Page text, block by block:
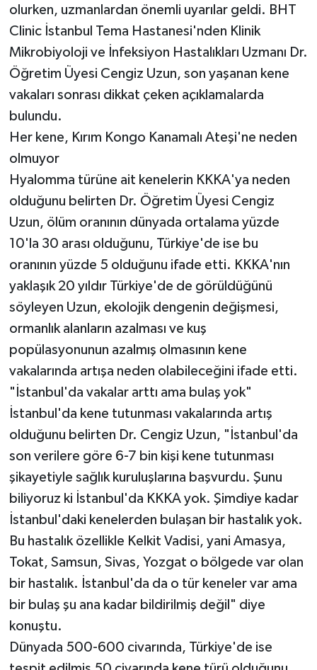
olurken, uzmanlardan önemli uyarılar geldi. BHT
Clinic İstanbul Tema Hastanesi'nden Klinik
Mikrobiyoloji ve İnfeksiyon Hastalıkları Uzmanı Dr.
Öğretim Üyesi Cengiz Uzun, son yaşanan kene
vakaları sonrası dikkat çeken açıklamalarda
bulundu.
Her kene, Kırım Kongo Kanamalı Ateşi'ne neden
olmuyor
Hyalomma türüne ait kenelerin KKKA'ya neden
olduğunu belirten Dr. Öğretim Üyesi Cengiz
Uzun, ölüm oranının dünyada ortalama yüzde
10'la 30 arası olduğunu, Türkiye'de ise bu
oranının yüzde 5 olduğunu ifade etti. KKKA'nın
yaklaşık 20 yıldır Türkiye'de de görüldüğünü
söyleyen Uzun, ekolojik dengenin değişmesi,
ormanlık alanların azalması ve kuş
popülasyonunun azalmış olmasının kene
vakalarında artışa neden olabileceğini ifade etti.
"İstanbul'da vakalar arttı ama bulaş yok"
İstanbul'da kene tutunması vakalarında artış
olduğunu belirten Dr. Cengiz Uzun, "İstanbul'da
son verilere göre 6-7 bin kişi kene tutunması
şikayetiyle sağlık kuruluşlarına başvurdu. Şunu
biliyoruz ki İstanbul'da KKKA yok. Şimdiye kadar
İstanbul'daki kenelerden bulaşan bir hastalık yok.
Bu hastalık özellikle Kelkit Vadisi, yani Amasya,
Tokat, Samsun, Sivas, Yozgat o bölgede var olan
bir hastalık. İstanbul'da da o tür keneler var ama
bir bulaş şu ana kadar bildirilmiş değil" diye
konuştu.
Dünyada 500-600 civarında, Türkiye'de ise